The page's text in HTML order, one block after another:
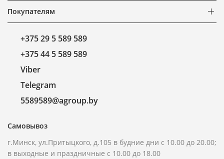
Покупателям
+375 29 5 589 589
+375 44 5 589 589
Viber
Telegram
5589589@agroup.by
Самовывоз
г.Минск, ул.Притыцкого, д.105 в будние дни с 10.00 до 20.00;
в выходные и праздничные с 10.00 до 18.00